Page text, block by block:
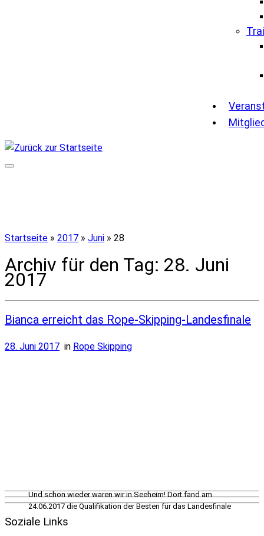
Startseite » 2017 » Juni » 28
Archiv für den Tag: 28. Juni
2017
Bianca erreicht das Rope-Skipping-Landesfinale
28. Juni 2017 in Rope Skipping
Und schon wieder waren wir in Seeheim! Dort fand am
24.06.2017 die Qualifikation der Besten für das Landesfinale
[...]
Soziale Links